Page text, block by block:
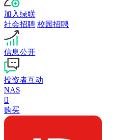
加入绿联
社会招聘 校园招聘
信息公开
投资者互动
NAS

购买